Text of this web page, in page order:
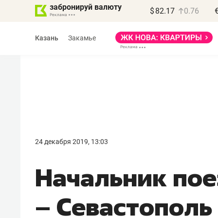
забронируй валюту $ 82.17 0.76
Казань Закамье
24 декабря 2019, 13:03
Начальник
–
правил, бизнес может
потерять минимум